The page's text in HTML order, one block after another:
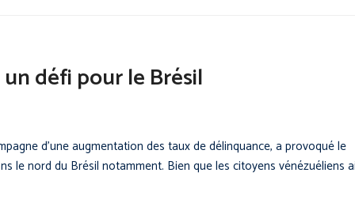
défi pour le Brésil
d’une augmentation des taux de délinquance, a provoqué le
le nord du Brésil notamment. Bien que les citoyens vénézuéliens